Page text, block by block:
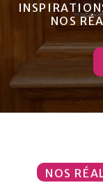
NOS
NOS